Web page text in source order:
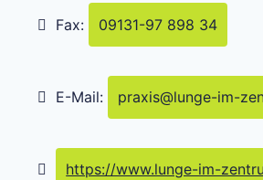
Fax: 09131-97 898 34
E-Mail: praxis@lunge-im-
https://www.lunge-im-